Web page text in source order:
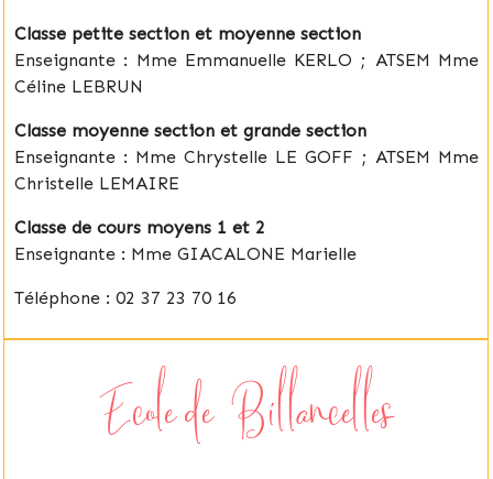
Classe petite section et moyenne section
Enseignante : Mme Emmanuelle KERLO ; ATSEM Mme
Céline LEBRUN
Classe moyenne section et grande section
Enseignante : Mme Chrystelle LE GOFF ; ATSEM Mme
Christelle LEMAIRE
Classe de cours moyens 1 et 2
Enseignante : Mme GIACALONE Marielle
Téléphone : 02 37 23 70 16
Ecole de Billancelles